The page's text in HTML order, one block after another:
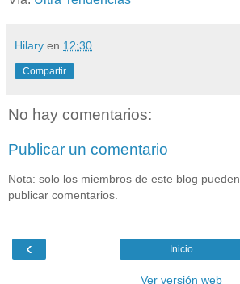
Hilary en 12:30
Compartir
No hay comentarios:
Publicar un comentario
Nota: solo los miembros de este blog pueden
publicar comentarios.
‹ Inicio
Ver versión web